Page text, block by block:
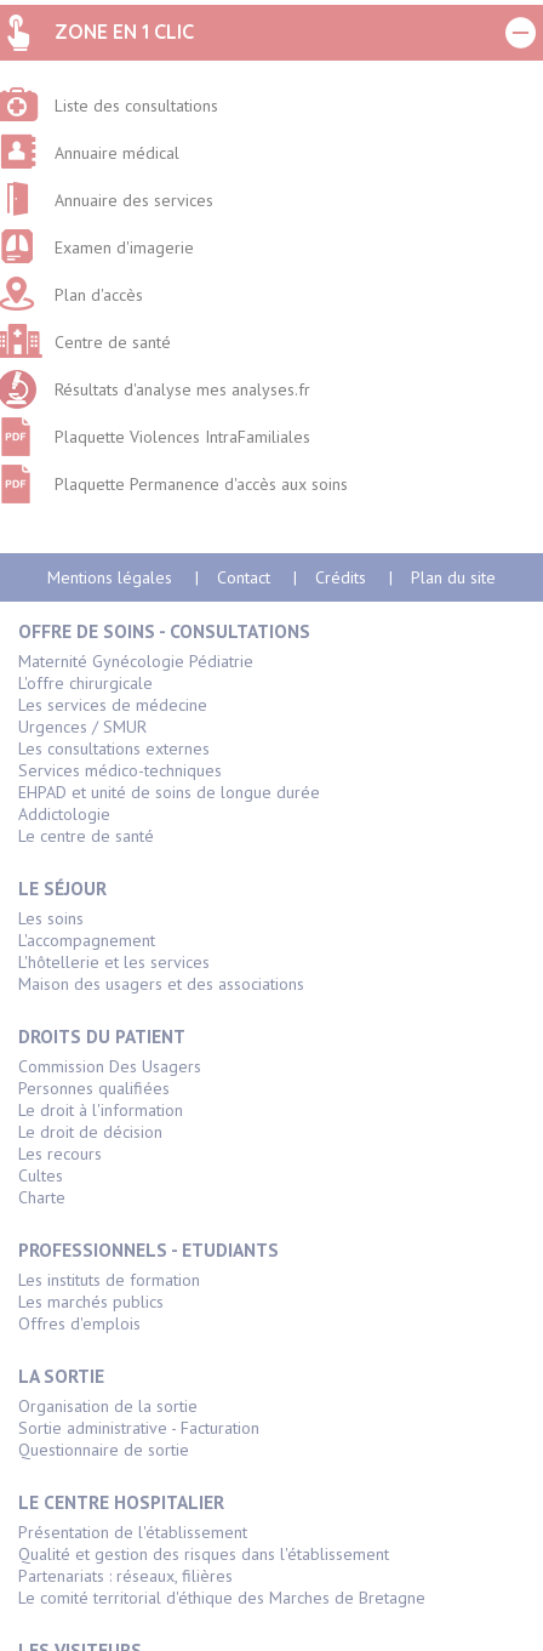
ZONE EN 1 CLIC
Liste des consultations
Annuaire médical
Annuaire des services
Examen d'imagerie
Plan d'accès
Centre de santé
Résultats d'analyse mes analyses.fr
Plaquette Violences IntraFamiliales
Plaquette Permanence d'accès aux soins
Mentions légales Contact Crédits Plan du site
OFFRE DE SOINS - CONSULTATIONS
Maternité Gynécologie Pédiatrie
L'offre chirurgicale
Les services de médecine
Urgences / SMUR
Les consultations externes
Services médico-techniques
EHPAD et unité de soins de longue durée
Addictologie
Le centre de santé
LE SÉJOUR
Les soins
L'accompagnement
L'hôtellerie et les services
Maison des usagers et des associations
DROITS DU PATIENT
Commission Des Usagers
Personnes qualifiées
Le droit à l'information
Le droit de décision
Les recours
Cultes
Charte
PROFESSIONNELS - ETUDIANTS
Les instituts de formation
Les marchés publics
Offres d'emplois
LA SORTIE
Organisation de la sortie
Sortie administrative - Facturation
Questionnaire de sortie
LE CENTRE HOSPITALIER
Présentation de l'établissement
Qualité et gestion des risques dans l'établissement
Partenariats : réseaux, filières
Le comité territorial d'éthique des Marches de Bretagne